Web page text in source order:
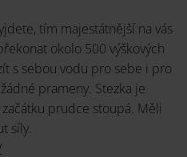
tím majestátnější na vás
okolo 500 výškových
s sebou vodu pro sebe i pro
prameny. Stezka je
prudce stoupá. Měli
síly.